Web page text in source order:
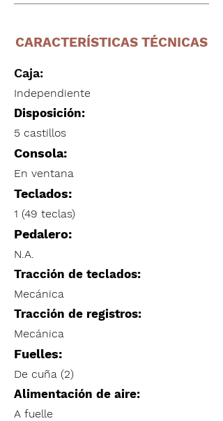
CARACTERÍSTICAS TÉCNICAS
Caja:
Independiente
Disposición:
5 castillos
Consola:
En ventana
Teclados:
1 (49 teclas)
Pedalero:
N.A.
Tracción de teclados:
Mecánica
Tracción de registros:
Mecánica
Fuelles:
De cuña (2)
Alimentación de aire:
A fuelle